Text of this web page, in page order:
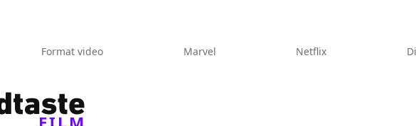
Format video Marvel Netflix